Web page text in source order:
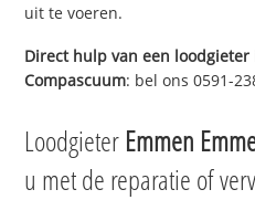
uit te voeren.
Direct hulp van een loodgieter
Compascuum: bel ons 0591-
Loodgieter Emmen
u met de reparatie of